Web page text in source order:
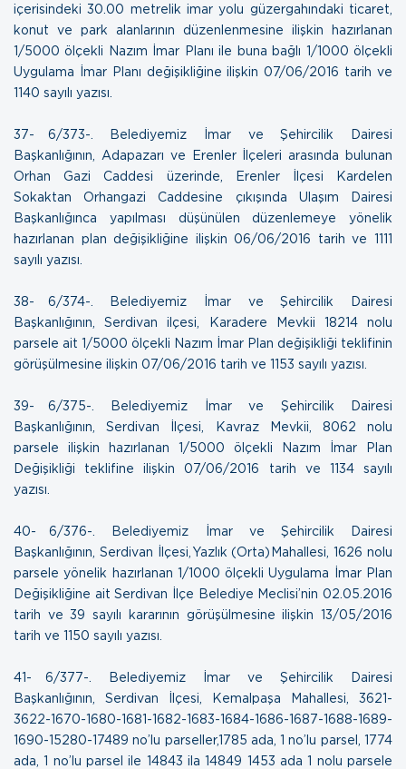
içerisindeki 30.00 metrelik imar yolu güzergahındaki ticaret,
konut ve park alanlarının düzenlenmesine ilişkin hazırlanan
1/5000 ölçekli Nazım İmar Planı ile buna bağlı 1/1000 ölçekli
Uygulama İmar Planı değişikliğine ilişkin07/06/2016 tarih ve
1140 sayılı yazısı
37- 6/373-. Belediyemiz İmar ve Şehircilik Dairesi
Başkanlığının, Adapazarı ve Erenler İlçeleri arasında bulunan
Orhan Gazi Caddesi üzerinde, Erenler İlçesi Kardelen
Sokaktan Orhangazi Caddesine çıkışında Ulaşım Dairesi
Başkanlığınca yapılması düşünülen düzenlemeye yönelik
hazırlanan plan değişikliğine ilişkin06/06/2016 tarih ve 1111
sayılı yazısı
38- 6/374-. Belediyemiz İmar ve Şehircilik Dairesi
Başkanlığının, Serdivan ilçesi, Karadere Mevkii 18214 nolu
parsele ait 1/5000 ölçekli Nazım İmar Plan değişikliği teklifinin
görüşülmesine ilişkin 07/06/2016 tarih ve 1153 sayılı yazısı
39- 6/375-. Belediyemiz İmar ve Şehircilik Dairesi
Başkanlığının, Serdivan İlçesi, Kavraz Mevkii, 8062 nolu
parsele ilişkin hazırlanan 1/5000 ölçekli Nazım İmar Plan
Değişikliği teklifine ilişkin07/06/2016 tarih ve 1134 sayılı
yazısı
40- 6/376-. Belediyemiz İmar ve Şehircilik Dairesi
Başkanlığının, Serdivan İlçesi, Yazlık (Orta) Mahallesi, 1626 nolu
parsele yönelik hazırlanan 1/1000 ölçekli Uygulama İmar Plan
Değişikliğine ait Serdivan İlçe Belediye Meclisi’nin 02.05.2016
tarih ve 39 sayılı kararının görüşülmesine ilişkin 13/05/2016
tarih ve 1150 sayılı yazısı
41- 6/377-. Belediyemiz İmar ve Şehircilik Dairesi
Başkanlığının, Serdivan İlçesi, Kemalpaşa Mahallesi, 3621-
3622-1670-1680-1681-1682-1683-1684-1686-1687-1688-1689-
1690-15280-17489 no’lu parseller,1785 ada, 1 no’lu parsel, 1774
ada, 1 no’lu parsel ile 14843 ila 14849 1453 ada 1 nolu parsele